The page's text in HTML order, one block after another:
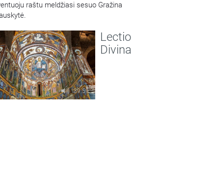
raštu meldžiasi sesuo Gražina
39:59
Lectio
Divina